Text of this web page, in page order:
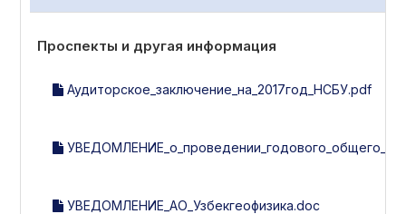
Проспекты и другая информация
Аудиторское_заключение_на_2017год_НСБУ.pdf
УВЕДОМЛЕНИЕ_АО_Узбекгеофизика.doc